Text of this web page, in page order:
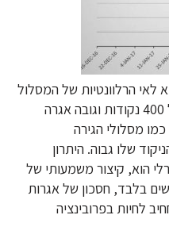
הרלוונטיות של המסלול
של אונטריו המחייב ניקוד מעל 400 נקודות וגובה אגרה
של 1500 דולר כמו מסלולי הגירה
שלו גבוה. היתרון
הוא, קיצור משמעותי של
בלבד, חסכון של אגרות
לחיות בפרובינציה